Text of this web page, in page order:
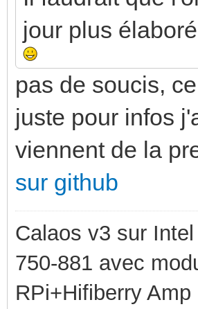
jour plus
pas de soucis,
juste pour infos
viennent de la
sur github
Calaos v3 sur
750-881 avec
RPi+Hifiberry